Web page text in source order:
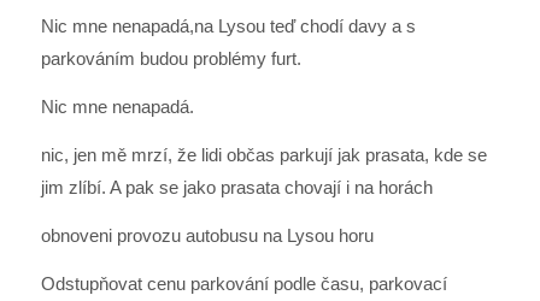
Nic mne nenapadá,na Lysou teď chodí davy a s
parkováním budou problémy furt.
Nic mne nenapadá.
nic, jen mě mrzí, že lidi občas parkují jak prasata, kde se
jim zlíbí. A pak se jako prasata chovají i na horách
obnoveni provozu autobusu na Lysou horu
Odstupňovat cenu parkování podle času, parkovací